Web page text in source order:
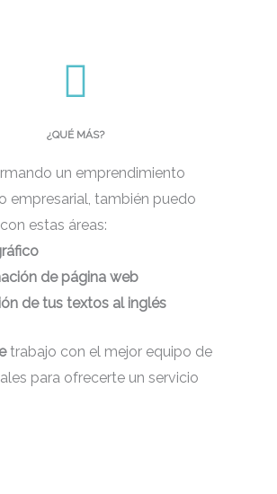
¿QUÉ MÁS?
un emprendimiento
empresarial, también puedo
estas áreas:
de página web
de tus textos al inglés
trabajo con el mejor equipo de
para ofrecerte un servicio